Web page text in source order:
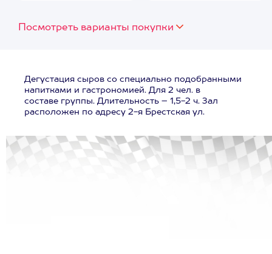
Посмотреть варианты покупки
Дегустация сыров со специально подобранными
напитками и гастрономией. Для 2 чел. в
составе группы. Длительность – 1,5-2 ч. Зал
расположен по адресу 2-я Брестская ул.